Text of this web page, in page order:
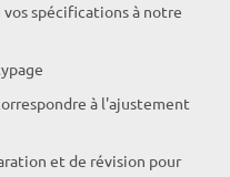
spécifications à notre
à l'ajustement
et de révision pour